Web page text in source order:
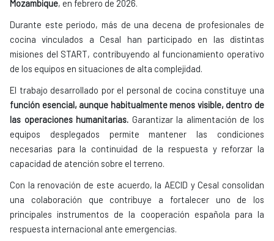
Mozambique, en febrero de 2026.
Durante este periodo, más de una decena de profesionales de
cocina vinculados a Cesal han participado en las distintas
misiones del START, contribuyendo al funcionamiento operativo
de los equipos en situaciones de alta complejidad.
El trabajo desarrollado por el personal de cocina constituye una
función esencial, aunque habitualmente menos visible, dentro de
las operaciones humanitarias. Garantizar la alimentación de los
equipos desplegados permite mantener las condiciones
necesarias para la continuidad de la respuesta y reforzar la
capacidad de atención sobre el terreno.
Con la renovación de este acuerdo, la AECID y Cesal consolidan
una colaboración que contribuye a fortalecer uno de los
principales instrumentos de la cooperación española para la
respuesta internacional ante emergencias.